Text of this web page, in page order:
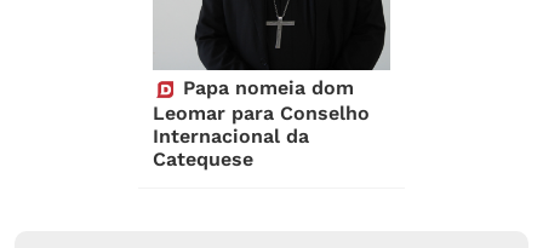
Papa nomeia dom
Leomar para Conselho
Internacional da
Catequese